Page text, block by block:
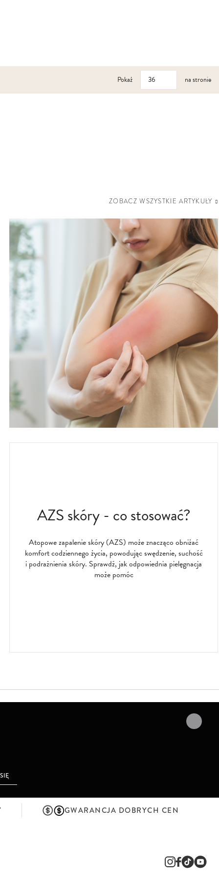
Pokaż na stronie
ZOBACZ WSZYSTKIE ARTYKUŁY
AZS skóry - co stosować?
Atopowe zapalenie skóry (AZS) może znacząco obniżać
komfort codziennego życia, powodując swędzenie, suchość
i podrażnienia skóry. Sprawdź, jak odpowiednia pielęgnacja
może pomóc
GWARANCJA DOBRYCH CEN